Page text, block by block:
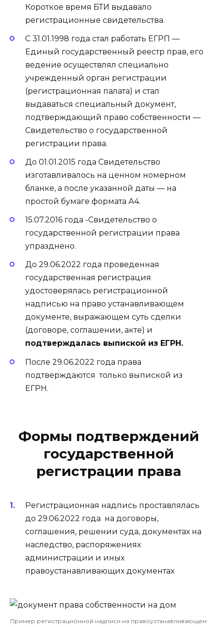
Короткое время БТИ выдавало
регистрационные свидетельства.
С 31.01.1998 года стал работать ЕГРП —
Единый государственный реестр прав, его
ведение осуществлял специально
учрежденный орган регистрации
(регистрационная палата) и стал
выдаваться специальный документ,
подтверждающий право собственности —
Свидетельство о государственной
регистрации права.
До 01.01.2015 года Свидетельство
изготавливалось на ценном номерном
бланке, а после указанной даты — на
простой бумаге формата А4.
15.07.2016 года -Свидетельство о
государственной регистрации права
упразднено.
До 29.06.2022 года проведенная
государственная регистрация
удостоверялась регистрационной
надписью на право устанавливающем
документе, выражающем суть сделки
(договоре, соглашении, акте) и
подтверждалась выпиской из ЕГРН.
После 29.06.2022 года права
подтверждаются только выпиской из
ЕГРН.
Формы подтверждений
государственной
регистрации права
Регистрационная надпись проставлялась
до 29.06.2022 года на договоры,
соглашения, решении суда, документах на
наследство, распоряжениях
администрации и иных
правоустанавливающих документах
Пример регистрационной надписи на правоустанавливающем